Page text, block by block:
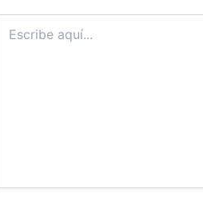
aquí...